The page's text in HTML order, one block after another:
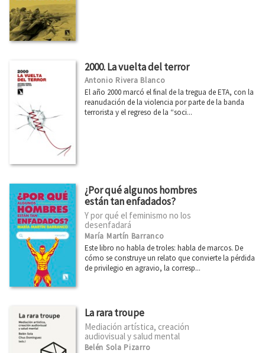
2000. La vuelta del terror
Antonio Rivera Blanco
El año 2000 marcó el final de la tregua de ETA, con la
reanudación de la violencia por parte de la banda
terrorista y el regreso de la “soci...
¿Por qué algunos hombres
están tan enfadados?
Y por qué el feminismo no los
desenfadará
María Martín Barranco
Este libro no habla de troles: habla de marcos. De
cómo se construye un relato que convierte la pérdida
de privilegio en agravio, la corresp...
La rara troupe
Mediación artística, creación
audiovisual y salud mental
Belén Sola Pizarro